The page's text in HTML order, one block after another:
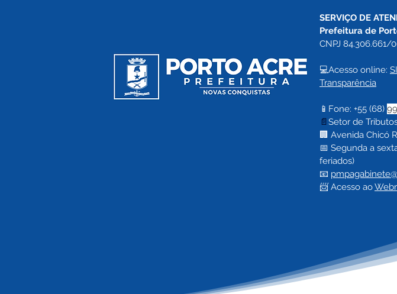
Prefeitura de Porto Acre
Acre exercita
corpo com
Jenga
SERVIÇO DE
Prefeitura de
CNPJ 84.306.661/
💻Acesso online:
Transparência
📱Fone: +55 (68)
📄 Setor de
🏢 Avenida Chicó
📅 Segunda a
feriados)
📧
📨 Acesso ao